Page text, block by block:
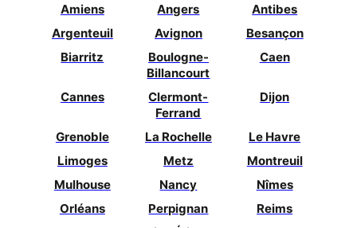
Amiens Angers
Antibes
Argenteuil
Avignon
Besançon
Biarritz
Boulogne-
Billancourt
Caen
Cannes
Clermont-
Ferrand
Dijon
Grenoble La Rochelle
Le Havre
Limoges
Metz
Montreuil
Mulhouse
Nancy
Nîmes
Orléans
Perpignan
Reims